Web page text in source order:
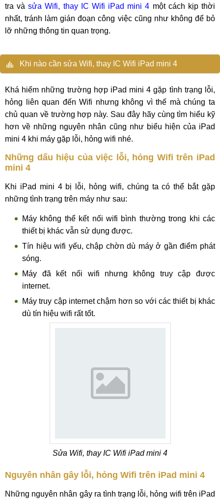
tra vàsửa Wifi, thay IC Wifi iPad mini 4 một cách kịp thời
nhất, tránh làm gián đoạn công việc cũng như không để bỏ
lỡ những thông tin quan trọng.
Khi nào cần sửa Wifi, thay IC Wifi iPad mini 4
Khá hiếm những trường hợp iPad mini 4 gặp tình trạng lỗi,
hỏng liên quan đến Wifi nhưng không vì thế mà chúng ta
chủ quan về trường hợp này. Sau đây hãy cùng tìm hiểu kỹ
hơn về những nguyên nhân cũng như biểu hiện của iPad
mini 4 khi máy gặp lỗi, hỏng wifi nhé.
Những dấu hiệu của việc lỗi, hỏng Wifi trên iPad
mini 4
Khi iPad mini 4 bị lỗi, hỏng wifi, chúng ta có thể bắt gặp
những tình trạng trên máy như sau:
Máy không thể kết nối wifi bình thường trong khi các
thiết bị khác vẫn sử dụng được.
Tín hiệu wifi yếu, chập chờn dù máy ở gần điểm phát
sóng.
Máy đã kết nối wifi nhưng không truy cập được
internet.
Máy truy cập internet chậm hơn so với các thiết bị khác
dù tín hiệu wifi rất tốt.
Sửa Wifi, thay IC Wifi iPad mini 4
Nguyên nhân gây lỗi, hỏng Wifi trên iPad mini 4
Những nguyên nhân gây ra tình trạng lỗi, hỏng wifi trên iPad